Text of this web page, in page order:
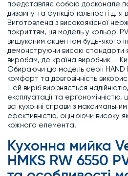
представляє собою досконале
дизайну та функціональності для
Виготовлена з високоякісної
покриттям, ця модель у кольорі
вишуканим акцентом будь-якого
демонструючи високі стандарти
виробам, де країна виробник —
Обираючи цю модель серії HAND
комфорт та довговічність
Цей виріб вирізняється
експлуатації та ергономічністю,
всі кухонні справи з
ефективністю, оцінюючи високу
кожного елемента.
Кухонна мийка
HMKS RW 6550